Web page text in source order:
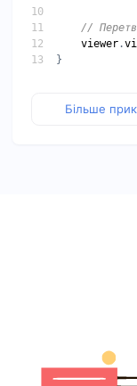
viewer .
Більше